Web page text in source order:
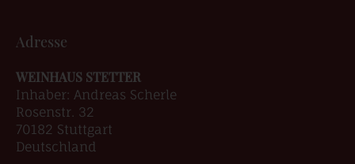
Adresse
WEINHAUS STETTER
Inhaber: Andreas Scherle
Rosenstr. 32
70182 Stuttgart
Deutschland